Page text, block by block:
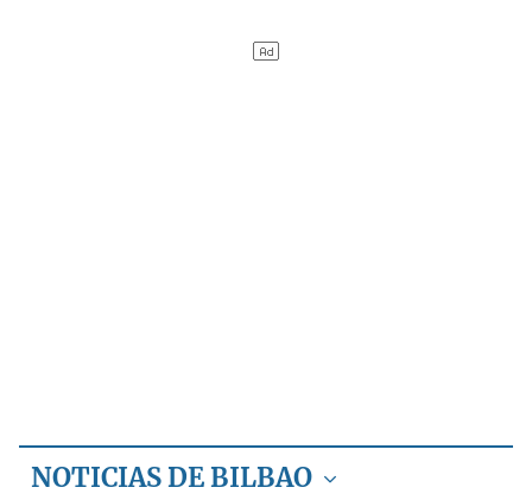
NOTICIAS DE BILBAO